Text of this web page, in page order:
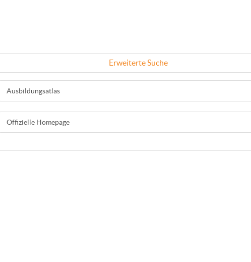
Erweiterte Suche
Ausbildungsatlas
Offizielle Homepage